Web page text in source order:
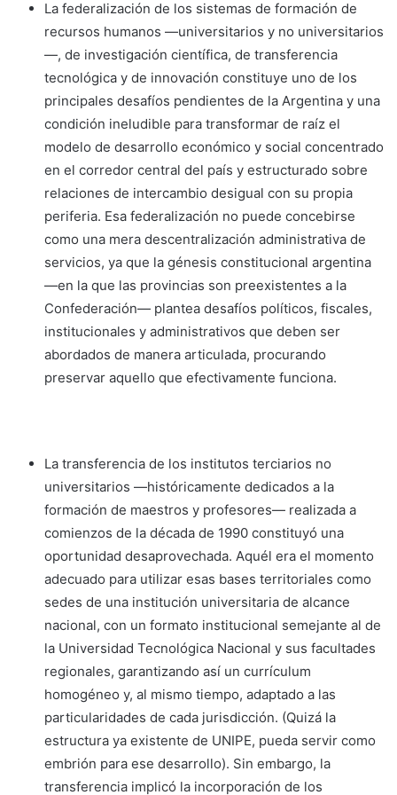
La federalización de los sistemas de formación de
recursos humanos —universitarios y no universitarios
—, de investigación científica, de transferencia
tecnológica y de innovación constituye uno de los
principales desafíos pendientes de la Argentina y una
condición ineludible para transformar de raíz el
modelo de desarrollo económico y social concentrado
en el corredor central del país y estructurado sobre
relaciones de intercambio desigual con su propia
periferia. Esa federalización no puede concebirse
como una mera descentralización administrativa de
servicios, ya que la génesis constitucional argentina
—en la que las provincias son preexistentes a la
Confederación— plantea desafíos políticos, fiscales,
institucionales y administrativos que deben ser
abordados de manera articulada, procurando
preservar aquello que efectivamente funciona.
La transferencia de los institutos terciarios no
universitarios —históricamente dedicados a la
formación de maestros y profesores— realizada a
comienzos de la década de 1990 constituyó una
oportunidad desaprovechada. Aquél era el momento
adecuado para utilizar esas bases territoriales como
sedes de una institución universitaria de alcance
nacional, con un formato institucional semejante al de
la Universidad Tecnológica Nacional y sus facultades
regionales, garantizando así un currículum
homogéneo y, al mismo tiempo, adaptado a las
particularidades de cada jurisdicción. (Quizá la
estructura ya existente de UNIPE, pueda servir como
embrión para ese desarrollo). Sin embargo, la
transferencia implicó la incorporación de los